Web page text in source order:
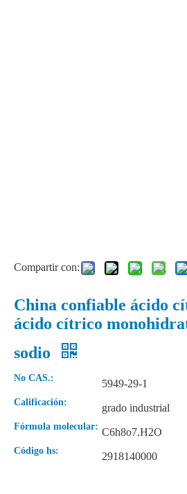
Solución 85% Ácido fórmico de laboratorio
Compartir con:
China confiable ácido
ácido cítrico
sodio
No CAS.: 5949-29-1
Calificación: grado industrial
Fórmula molecular: C6h8o7.H2O
Código hs: 2918140000